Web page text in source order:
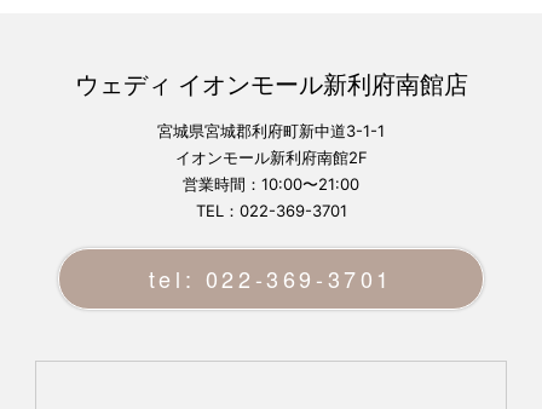
ウェディ イオンモール新利府南館店
宮城県宮城郡利府町新中道3-1-1
イオンモール新利府南館2F
営業時間：10:00〜21:00
TEL：022-369-3701
tel: 022-369-3701